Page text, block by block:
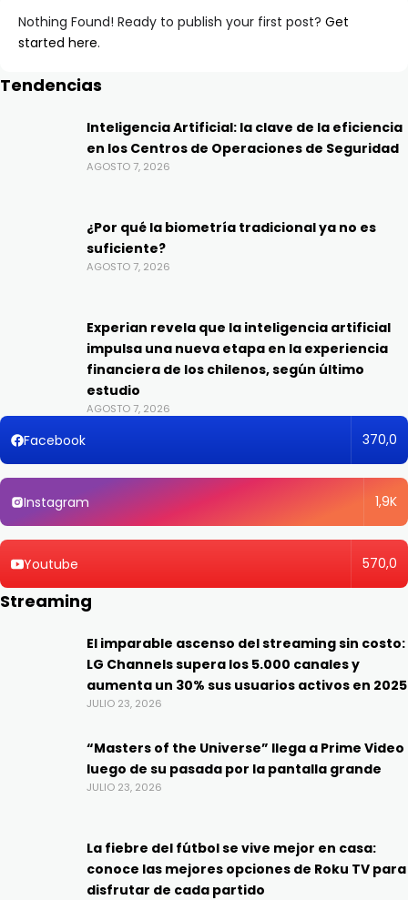
Nothing Found! Ready to publish your first post? Get
started here.
Tendencias
Inteligencia Artificial: la clave de la eficiencia
en los Centros de Operaciones de Seguridad
AGOSTO 7, 2026
¿Por qué la biometría tradicional ya no es
suficiente?
AGOSTO 7, 2026
Experian revela que la inteligencia artificial
impulsa una nueva etapa en la experiencia
financiera de los chilenos, según último
estudio
AGOSTO 7, 2026
Facebook 370,0
Instagram 1,9K
Youtube 570,0
Streaming
El imparable ascenso del streaming sin costo:
LG Channels supera los 5.000 canales y
aumenta un 30% sus usuarios activos en 2025
JULIO 23, 2026
“Masters of the Universe” llega a Prime Video
luego de su pasada por la pantalla grande
JULIO 23, 2026
La fiebre del fútbol se vive mejor en casa:
conoce las mejores opciones de Roku TV para
disfrutar de cada partido